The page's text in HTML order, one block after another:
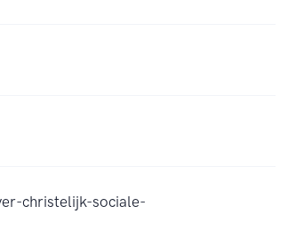
christelijk-sociale-